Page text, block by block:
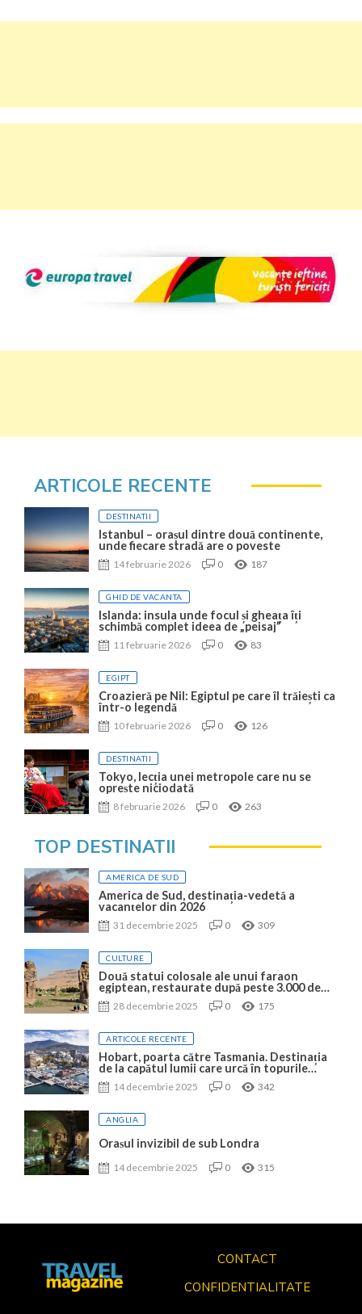
ARTICOLE RECENTE
DESTINATII
Istanbul – orașul dintre două continente,
unde fiecare stradă are o poveste
14 februarie 2026 0 187
GHID DE VACANTA
Islanda: insula unde focul și gheața îți
schimbă complet ideea de „peisaj”
11 februarie 2026 0 83
EGIPT
Croazieră pe Nil: Egiptul pe care îl trăiești ca
într-o legendă
10 februarie 2026 0 126
DESTINATII
Tokyo, lecția unei metropole care nu se
oprește niciodată
8 februarie 2026 0 263
TOP DESTINATII
AMERICA DE SUD
America de Sud, destinația-vedetă a
vacanțelor din 2026
31 decembrie 2025 0 309
CULTURE
Două statui colosale ale unui faraon
egiptean, restaurate după peste 3.000 de
ani
28 decembrie 2025 0 175
ARTICOLE RECENTE
Hobart, poarta către Tasmania. Destinația
de la capătul lumii care urcă în topurile
mondiale
14 decembrie 2025 0 342
ANGLIA
Orașul invizibil de sub Londra
14 decembrie 2025 0 315
CONTACT
CONFIDENTIALITATE